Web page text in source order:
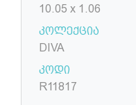
10.05 x 1.06
კოლექცია
DIVA
კოდი
R11817